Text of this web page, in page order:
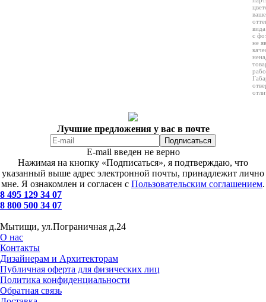
с
не
Лучшие предложения у вас в почте
E-mail введен не верно
Нажимая на кнопку «Подписаться», я подтверждаю, что
указанный выше адрес электронной почты, принадлежит лично
мне. Я ознакомлен и согласен с Пользовательским соглашением.
8 495 129 34 07
8 800 500 34 07
Мытищи, ул.Пограничная д.24
О нас
Контакты
Дизайнерам и Архитекторам
Публичная оферта для физических лиц
Политика конфиденциальности
Обратная связь